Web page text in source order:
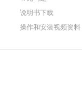
说明书下载
操作和安装视频资料